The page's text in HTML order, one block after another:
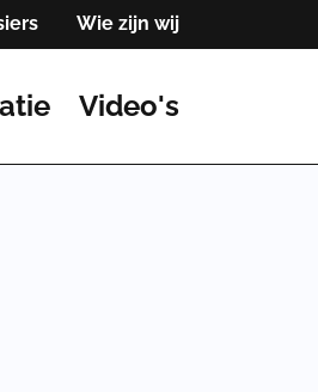
Wie zijn wij
Video's